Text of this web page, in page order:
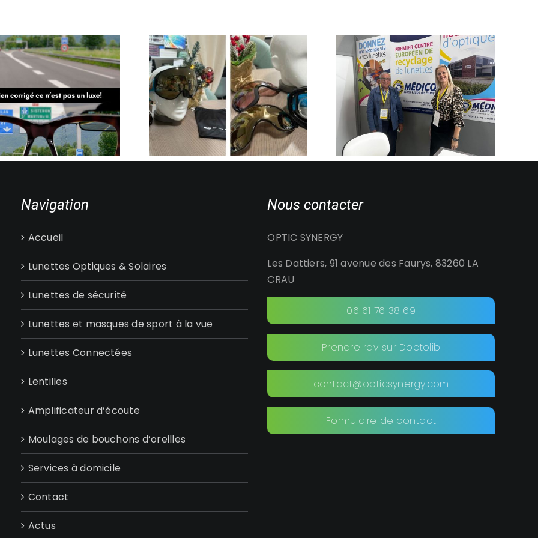
SKI ET VISION SUR
MESURE : PARTEZ À
L’ASSAUT DES
SOMMETS AVEC OPTIC
SYNERGY ET DEMETZ
DONNEZ UNE
SECONDE VIE À VOS
LUNETTES AVEC OPTIC
SYNERGY ET MEDICO
LION’S CLUB
STOP AUX IDÉES
REÇUES : UN OPTICIEN
INDÉPENDANT EST-IL
VRAIMENT PLUS CHER
QU’UNE FRANCHISE ?
Navigation
Accueil
Lunettes Optiques & Solaires
Lunettes de sécurité
Lunettes et masques de sport à la vue
Lunettes Connectées
Lentilles
Amplificateur d’écoute
Moulages de bouchons d’oreilles
Services à domicile
Contact
Actus
Nous contacter
OPTIC SYNERGY
Les Dattiers, 91 avenue des Faurys, 83260 LA
CRAU
06 61 76 38 69
Prendre rdv sur Doctolib
contact@opticsynergy.com
Formulaire de contact